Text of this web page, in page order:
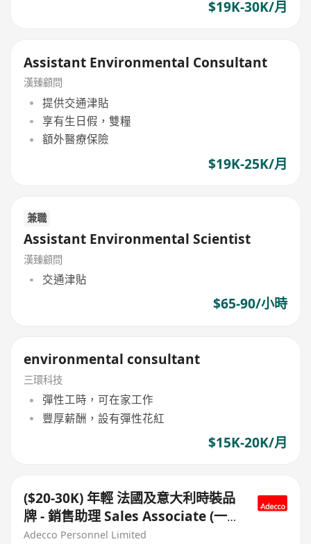
$19K-30K/月
Assistant Environmental Consultant
漢臻顧問
提供交通津貼
享有生日假，雙糧
額外醫療保險
$19K-25K/月
兼職
Assistant Environmental Scientist
漢臻顧問
交通津貼
$65-90/小時
environmental consultant
三環科技
彈性工時，可在家工作
豐厚薪酬，設有彈性花紅
$15K-20K/月
($20-30K) 年輕 法國及意大利時裝品
牌 - 銷售助理 Sales Associate (一
線品牌優質跳板，輕鬆工作環境）
Adecco Personnel Limited